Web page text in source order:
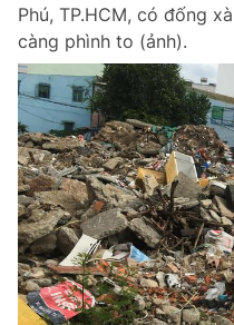
Phú, TP.HCM, có đống
càng phình to (ảnh).